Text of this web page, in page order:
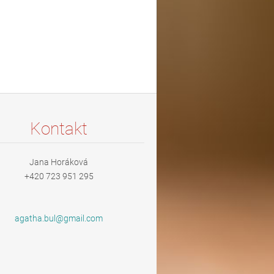
Kontakt
Jana Horáková
+420 723 951 295
agatha.bul@gmail .com